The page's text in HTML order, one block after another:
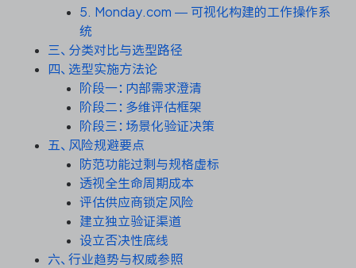
服务台和工单管理
IPD 研发管理
ASPICE 研发管理
5. Monday.com — 可视化构建的工作操作系
统
三、分类对比与选型路径
四、选型实施方法论
阶段一：内部需求澄清
阶段二：多维评估框架
阶段三：场景化验证决策
五、风险规避要点
防范功能过剩与规格虚标
透视全生命周期成本
评估供应商锁定风险
建立独立验证渠道
设立否决性底线
六、行业趋势与权威参照